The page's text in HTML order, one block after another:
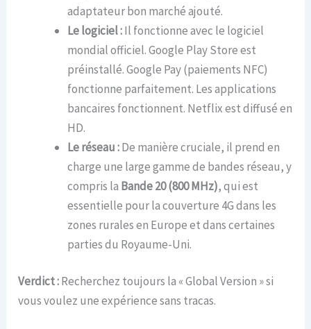
adaptateur bon marché ajouté.
Le logiciel :Il fonctionne avec le logiciel
mondial officiel. Google Play Store est
préinstallé. Google Pay (paiements NFC)
fonctionne parfaitement. Les applications
bancaires fonctionnent. Netflix est diffusé en
HD.
Le réseau :De manière cruciale, il prend en
charge une large gamme de bandes réseau, y
compris la Bande 20 (800 MHz), qui est
essentielle pour la couverture 4G dans les
zones rurales en Europe et dans certaines
parties du Royaume-Uni.
Verdict :Recherchez toujours la « Global Version » si
vous voulez une expérience sans tracas.